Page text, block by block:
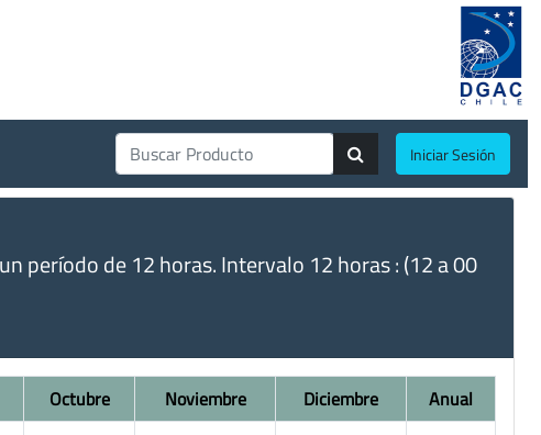
Iniciar Sesión
período de 12 horas. Intervalo 12 horas : (12 a 00
Octubre Noviembre Diciembre
Anual